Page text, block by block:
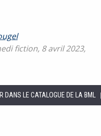
fiction, 8 avril 2023,
DANS LE CATALOGUE DE LA BML